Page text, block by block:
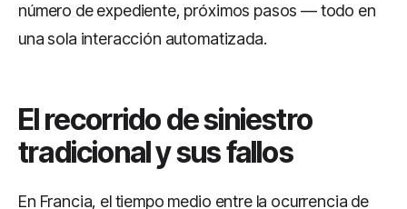
número de expediente, próximos pasos — todo en
una sola interacción automatizada.
El recorrido de siniestro
tradicional y sus fallos
En Francia, el tiempo medio entre la ocurrencia de